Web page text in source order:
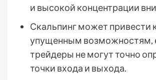
и высокой концентрации
Скальпинг может привести
упущенным возможностям,
трейдеры не могут точно
точки входа и выхода.